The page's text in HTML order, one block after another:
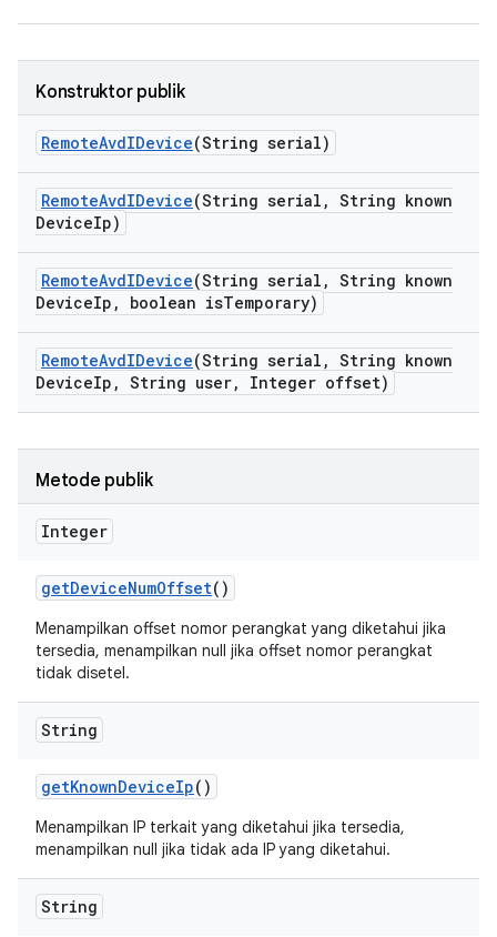
Konstruktor publik
RemoteAvdIDevice(String serial)
RemoteAvdIDevice(String serial , String known
DeviceIp)
RemoteAvdIDevice(String serial , String known
DeviceIp , boolean isTemporary)
RemoteAvdIDevice(String serial , String known
DeviceIp , String user, Integer offset)
Metode publik
Integer
getDeviceNumOffset()
Menampilkan offset nomor perangkat yang diketahui jika
tersedia, menampilkan null jika offset nomor perangkat
tidak disetel.
String
getKnownDeviceIp()
Menampilkan IP terkait yang diketahui jika tersedia,
menampilkan null jika tidak ada IP yang diketahui.
String